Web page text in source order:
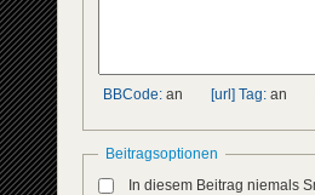
BBCode: an [url] Tag: an
Beitragsoptionen
In diesem Beitrag niemals